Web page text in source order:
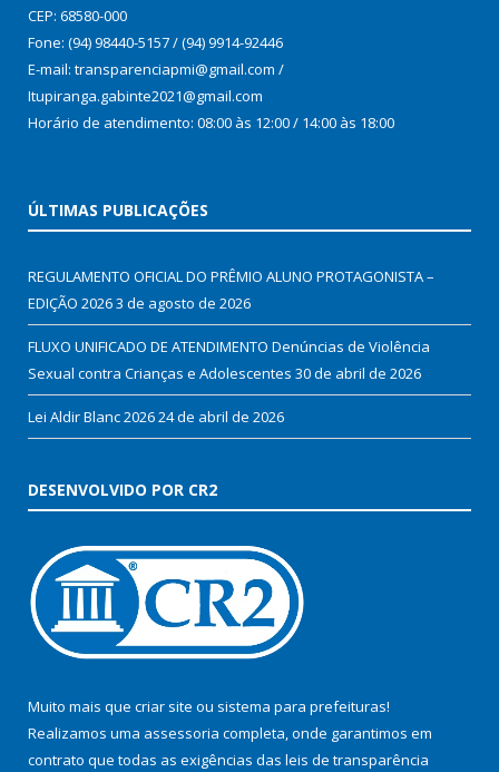
CEP: 68580-000
Fone: (94) 98440-5157 / (94) 9914-92446
E-mail: transparenciapmi@gmail.com /
Itupiranga.gabinte2021@gmail.com
Horário de atendimento: 08:00 às 12:00 / 14:00 às 18:00
ÚLTIMAS PUBLICAÇÕES
REGULAMENTO OFICIAL DO PRÊMIO ALUNO PROTAGONISTA –
EDIÇÃO 20263 de agosto de 2026
FLUXO UNIFICADO DE ATENDIMENTO Denúncias de Violência
Sexual contra Crianças e Adolescentes 30 de abril de 2026
Lei Aldir Blanc 202624 de abril de 2026
DESENVOLVIDO POR CR2
Muito mais que criar site ou sistema para prefeituras!
Realizamos uma assessoria completa, onde garantimos em
contrato que todas as exigências das leis de transparência